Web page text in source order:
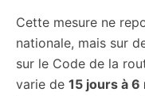
Cette mesure ne
nationale, mais sur
sur le Code de la
varie de 15 jours à 6